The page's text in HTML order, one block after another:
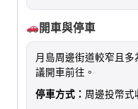
開車與停車
月島周邊街道較窄且
議開車前往。
停車方式： 周邊投幣式